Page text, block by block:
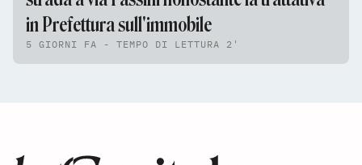
in Prefettura sull'immobile
5 GIORNI FA - TEMPO DI LETTURA 2'